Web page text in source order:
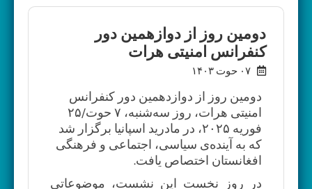
دومین روز از دوازهمین دور
کنفرانس امنیتی هرات
دومین روز از دوازدهمین دور کنفرانس
امنیتی هرات، روز سه‌شنبه، ۷ حوت/۲۵
فوریه ۲۰۲۵، در مادرید اسپانیا برگزار شد
که به آینده‌ی سیاسی، اجتماعی و فرهنگی
افغانستان اختصاص یافت.
در روز نخست این نشست، موضوعاتی